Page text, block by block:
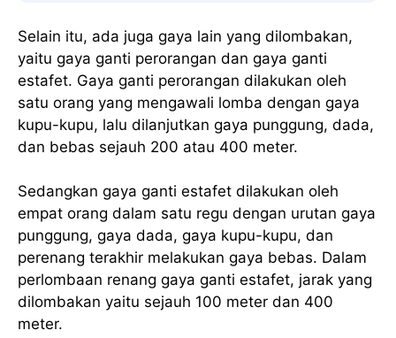
Selain itu, ada juga gaya lain yang dilombakan,
yaitu gaya ganti perorangan dan gaya ganti
estafet. Gaya ganti perorangan dilakukan oleh
satu orang yang mengawali lomba dengan gaya
kupu-kupu, lalu dilanjutkan gaya punggung, dada,
dan bebas sejauh 200 atau 400 meter.
Sedangkan gaya ganti estafet dilakukan oleh
empat orang dalam satu regu dengan urutan gaya
punggung, gaya dada, gaya kupu-kupu, dan
perenang terakhir melakukan gaya bebas. Dalam
perlombaan renang gaya ganti estafet, jarak yang
dilombakan yaitu sejauh 100 meter dan 400
meter.